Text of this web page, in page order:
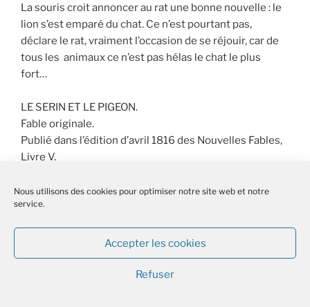
Nous utilisons des cookies pour optimiser notre site web et notre
service.
Accepter les cookies
Refuser
La souris croit annoncer au rat une bonne nouvelle : le
lion s’est emparé du chat. Ce n’est pourtant pas,
déclare le rat, vraiment l’occasion de se réjouir, car de
tous les animaux ce n’est pas hélas le chat le plus
fort…
LE SERIN ET LE PIGEON.
Fable originale.
Publié dans l’édition d’avril 1816 des Nouvelles Fables,
Livre V.
Le pigeon se moque fort du serin pris au piège. Mais, …
lui aussi se fait prendre.
« Petit pigeon, tu dois apprendre
À ne point te moquer d’autrui,
Puisque tu peux, tout comme lui,